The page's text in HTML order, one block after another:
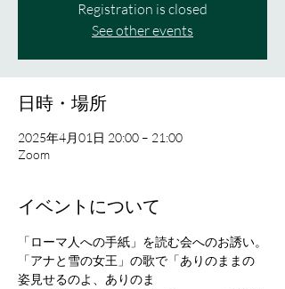
Registration is closed
See other events
日時・場所
2025年4月01日 20:00 – 21:00
Zoom
イベントについて
「ローマ人への手紙」を読む会へのお誘い。
「アナと雪の女王」の歌で「ありのままの
姿見せるのよ、ありのま